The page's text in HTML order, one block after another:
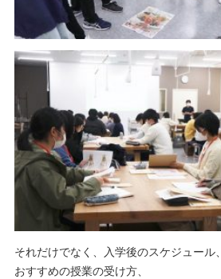
それだけでなく、入学後のスケジュール、
おすすめの授業の受け方、